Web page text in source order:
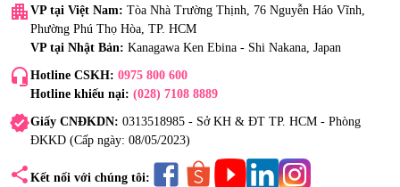
apartment VP tại Việt Nam: Tòa Nhà Trường Thịnh, 76 Nguyễn Háo Vĩnh,
Phường Phú Thọ Hòa, TP. HCM
VP tại Nhật Bản: Kanagawa Ken Ebina - Shi Nakana, Japan
headset_mic Hotline CSKH: 0975 800 600
Hotline khiếu nại: (028) 7108 8889
verifiedGiấy CNĐKDN: 0313518985 - Sở KH & ĐT TP. HCM - Phòng
ĐKKD (Cấp ngày: 08/05/2023)
share Kết nối với chúng tôi: